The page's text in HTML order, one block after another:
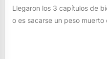
Llegaron los 3 capítulos de
o es sacarse un peso muerto